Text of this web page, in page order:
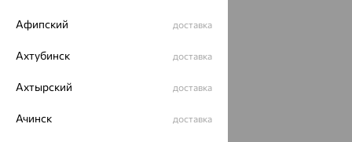
Магазины
Покупателям
ул. Зегеля, 27/2
Афипский доставка
Ахтубинск доставка
Ахтырский доставка
Ачинск доставка